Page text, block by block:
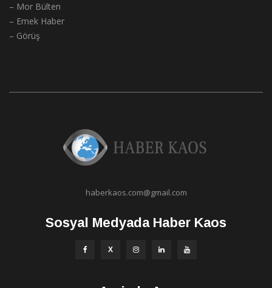
– Mor Bülten
– Emek Haber
– Görüş
haberkaos.com@gmail.com
Sosyal Medyada Haber Kaos